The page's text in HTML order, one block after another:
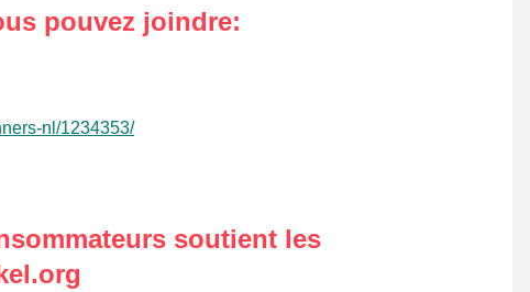
pouvez joindre:
nl/1234353/
soutient les